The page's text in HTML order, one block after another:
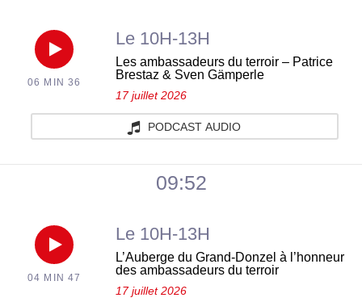
du
jeudi
06
août
06
août
2026
Dardagny
:
une
incontournable
du
jeudi
Réécouter
ambassadeurs
–
Patrice
06 MIN 36
Le 10H-13H
Les ambassadeurs du terroir – Patrice
Brestaz & Sven Gämperle
17 juillet 2026
PODCAST AUDIO
09:52
Réécouter
04 MIN 47
Le 10H-13H
L’Auberge du Grand-Donzel à l’honneur
des ambassadeurs du terroir
17 juillet 2026